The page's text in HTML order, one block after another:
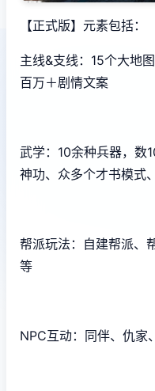
【正式版】元素包括：
主线&支线：15个大地
百万＋剧情文案
武学：10余种兵器，数
神功、众多个才书模式
帮派玩法：自建帮派、
等
NPC互动：同伴、仇家